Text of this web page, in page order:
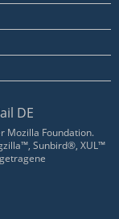
DE
Mozilla Foundation.
Sunbird®, XUL™